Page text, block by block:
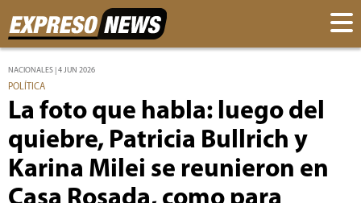
NACIONALES | 4 JUN 2026
POLÍTICA
La foto que habla: luego del
quiebre, Patricia Bullrich y
Karina Milei se reunieron en